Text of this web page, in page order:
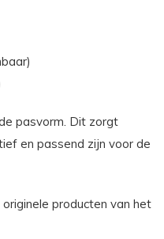
pasvorm. Dit zorgt
en passend zijn voor de
producten van het